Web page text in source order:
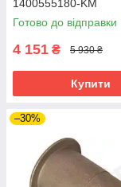
1400555180-KM
Готово до відправки
4 151 ₴ 5 930 ₴
Купити
–30%